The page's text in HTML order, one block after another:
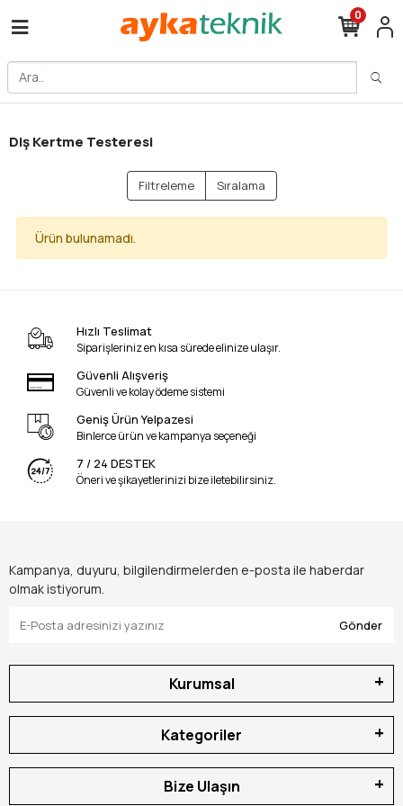
0
Diş Kertme Testeresi
Filtreleme Sıralama
Ürün bulunamadı.
Hızlı Teslimat
Siparişleriniz en kısa sürede elinize ulaşır.
Güvenli Alışveriş
Güvenli ve kolay ödeme sistemi
Geniş Ürün Yelpazesi
Binlerce ürün ve kampanya seçeneği
7 / 24 DESTEK
Öneri ve şikayetlerinizi bize iletebilirsiniz.
Kampanya, duyuru, bilgilendirmelerden e-posta ile haberdar
olmak istiyorum.
Gönder
Kurumsal
Kategoriler
Bize Ulaşın